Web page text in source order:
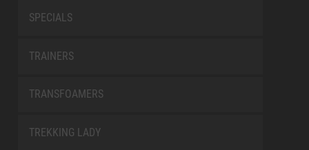
SPECIALS
TRAINERS
TRANSFOAMERS
TREKKING LADY